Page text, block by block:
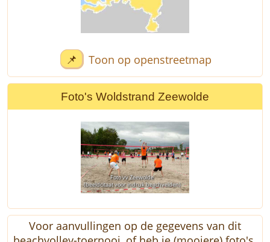
📌 Toon op openstreetmap
Foto's Woldstrand Zeewolde
Foto vv Zeewolde
(beeldcitaat voor indruk beachvelden)
Voor aanvullingen op de gegevens van dit